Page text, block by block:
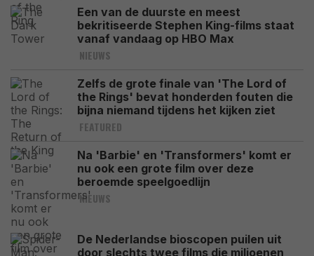
Een van de duurste en meest
bekritiseerde Stephen King-films staat
vanaf vandaag op HBO Max
NIEUWS
Zelfs de grote finale van 'The Lord of
the Rings' bevat honderden fouten die
bijna niemand tijdens het kijken ziet
FEATURED
Na 'Barbie' en 'Transformers' komt er
nu ook een grote film over deze
beroemde speelgoedlijn
NIEUWS
De Nederlandse bioscopen puilen uit
door slechts twee films die miljoenen